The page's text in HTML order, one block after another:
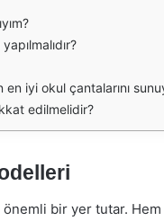
iyi okul çantalarını
edilmelidir?
önemli bir yer tutar.